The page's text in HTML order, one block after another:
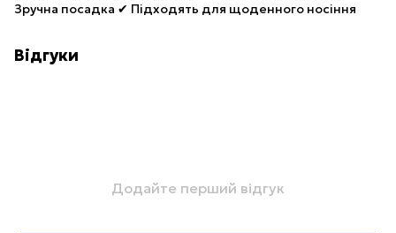
Зручна посадка ✔ Підходять для щоденного носіння
Відгуки
Додайте перший відгук